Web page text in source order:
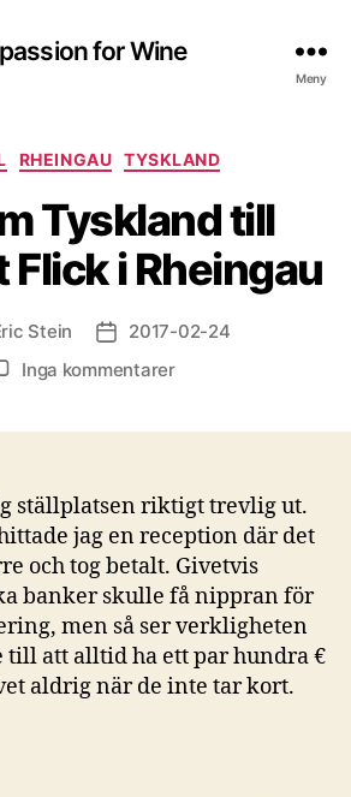
for Wine
Meny
Kategorier
RHEINGAU TYSKLAND
Tyskland till
i Rheingau
Stein Inläggsdatum
2017-02-24
Inga kommentarertill
Flick
i
Rheingau
ställplatsen riktigt trevlig ut.
jag en reception där det
och tog betalt. Givetvis
banker skulle få nippran för
men så ser verkligheten
till att alltid ha ett par hundra €
aldrig när de inte tar kort.